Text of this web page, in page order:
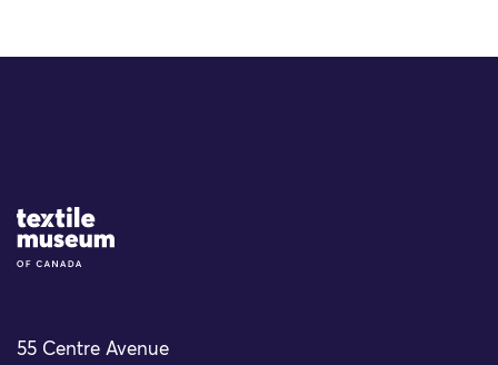
Site Logo
55 Centre Avenue